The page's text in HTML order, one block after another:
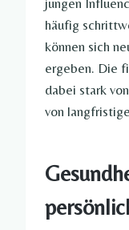
häufig
können sich
ergeben. Die
dabei stark
von